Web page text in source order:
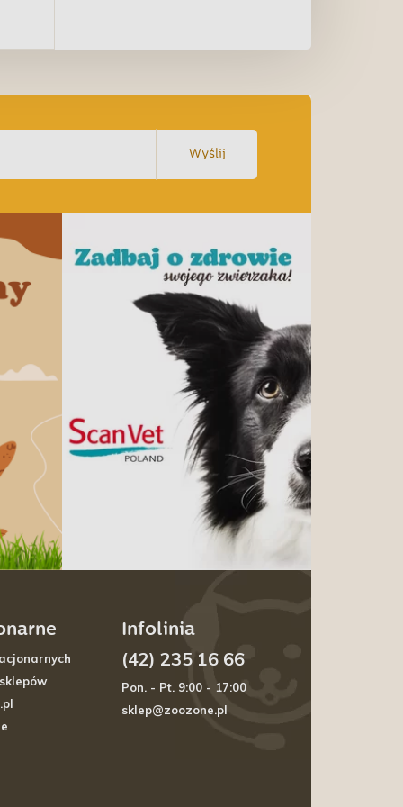
Wyślij
Infolinia
(42) 235 16 66
Pon. - Pt. 9:00 - 17:00
sklep@zoozone.pl